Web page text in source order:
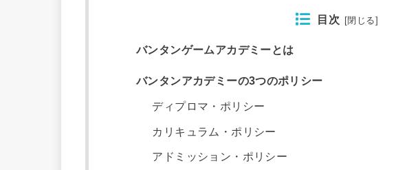
目次 [閉じる]
バンタンゲームアカデミーとは
バンタンアカデミーの3つのポリシー
ディプロマ・ポリシー
カリキュラム・ポリシー
アドミッション・ポリシー